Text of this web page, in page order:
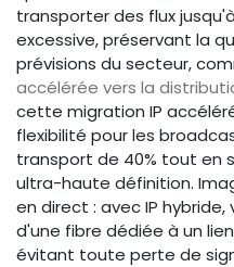
transporter des flux
excessive, préservant la
prévisions du secteur,
accélérée vers la
cette migration IP
flexibilité pour les
transport de 40% tout en
ultra-haute définition.
en direct : avec IP
d'une fibre dédiée à un
évitant toute perte de